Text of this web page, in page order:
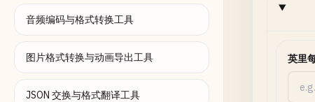
音频编码与格式转换工具
图片格式转换与动画导出工具
JSON 交换与格式翻译工具
英里